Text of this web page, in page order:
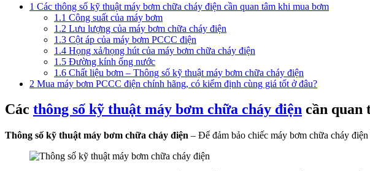
1 Các thông số kỹ thuật máy bơm chữa cháy điện cần quan tâm khi mua bơm
1.1 Công suất của máy bơm
1.2 Lưu lượng của máy bơm chữa cháy điện
1.3 Cột áp của máy bơm PCCC điện
1.4 Họng xả/họng hút của máy bơm chữa cháy điện
1.5 Đường kính ống nước
1.6 Chất liệu bơm – Thông số kỹ thuật máy bơm chữa cháy điện
2 Mua máy bơm PCCC điện chính hãng, có kiểm định cùng giá tốt ở đâu?
Các thông số kỹ thuật máy bơm chữa cháy điện cần quan
Thông số kỹ thuật máy bơm chữa cháy điện – Để đảm bảo chiếc máy bơm chữa cháy